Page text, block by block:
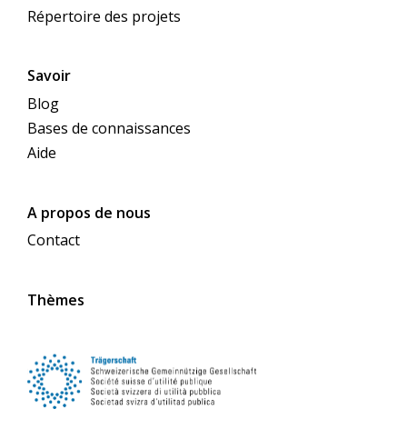
Répertoire des projets
Savoir
Blog
Bases de connaissances
Aide
A propos de nous
Contact
Thèmes